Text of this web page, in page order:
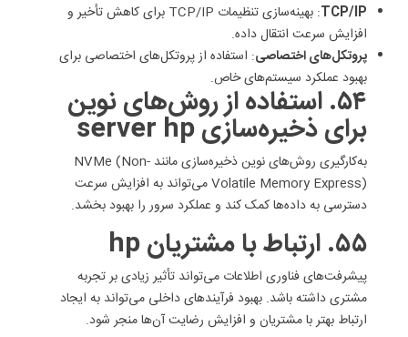
TCP/IP
: بهینه‌سازی تنظیمات TCP/IP برای کاهش تأخیر و
افزایش سرعت انتقال داده.
پروتکل‌های اختصاصی: استفاده از پروتکل‌های اختصاصی برای
بهبود عملکرد سیستم‌های خاص.
۵۴. استفاده از روش‌های نوین
برای ذخیره‌سازی server hp
به‌کارگیری روش‌های نوین ذخیره‌سازی مانند NVMe (Non-
Volatile Memory Express) می‌تواند به افزایش سرعت
دسترسی به داده‌ها کمک کند و عملکرد سرور را بهبود بخشد.
۵۵. ارتباط با مشتریان hp
پیشرفت‌های فناوری اطلاعات می‌تواند تأثیر زیادی بر تجربه
مشتری داشته باشد. بهبود فرآیندهای داخلی می‌تواند به ایجاد
ارتباط بهتر با مشتریان و افزایش رضایت آن‌ها منجر شود.